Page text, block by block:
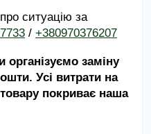
ситуацію за
/ +380970376207
організуємо заміну
Усі витрати на
покриває наша